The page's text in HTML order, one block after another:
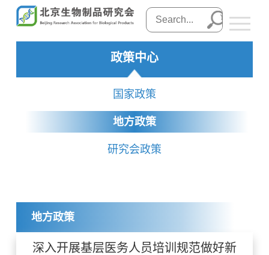
政策中心
国家政策
地方政策
研究会政策
地方政策
深入开展基层医务人员培训规范做好新